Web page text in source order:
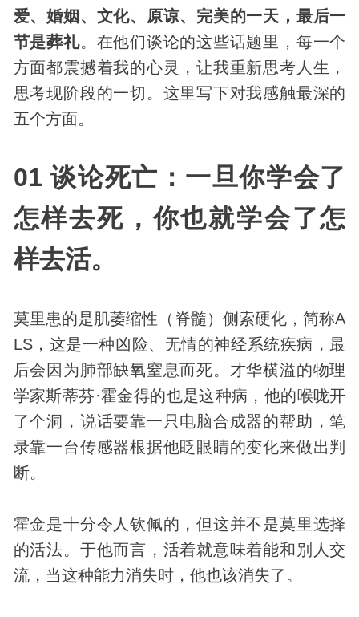
爱、婚姻、文化、原谅、完美的一天，最后一
节是葬礼。在他们谈论的这些话题里，每一个
方面都震撼着我的心灵，让我重新思考人生，
思考现阶段的一切。这里写下对我感触最深的
五个方面。
01 谈论死亡：一旦你学会了
怎样去死，你也就学会了怎
样去活。
莫里患的是肌萎缩性（脊髓）侧索硬化，简称A
LS，这是一种凶险、无情的神经系统疾病，最
后会因为肺部缺氧窒息而死。才华横溢的物理
学家斯蒂芬·霍金得的也是这种病，他的喉咙开
了个洞，说话要靠一只电脑合成器的帮助，笔
录靠一台传感器根据他眨眼睛的变化来做出判
断。
霍金是十分令人钦佩的，但这并不是莫里选择
的活法。于他而言，活着就意味着能和别人交
流，当这种能力消失时，他也该消失了。